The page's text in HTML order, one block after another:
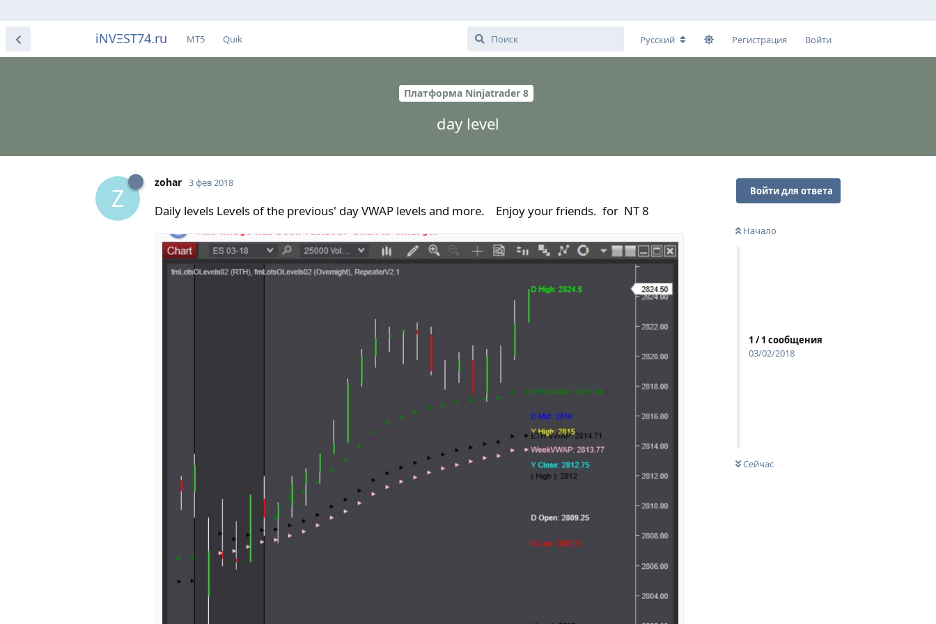
iNVΞST74.ru МТ5 Quik Русский Регистрация Войти
Платформа Ninjatrader 8
day level
Войти для ответа
Начало
1 /1 сообщения
03/02/2018
Сейчас
Z
zohar 3 фев 2018
Daily levels Levels of the previous' day VWAP levels and more. Enjoy your friends. for NT 8